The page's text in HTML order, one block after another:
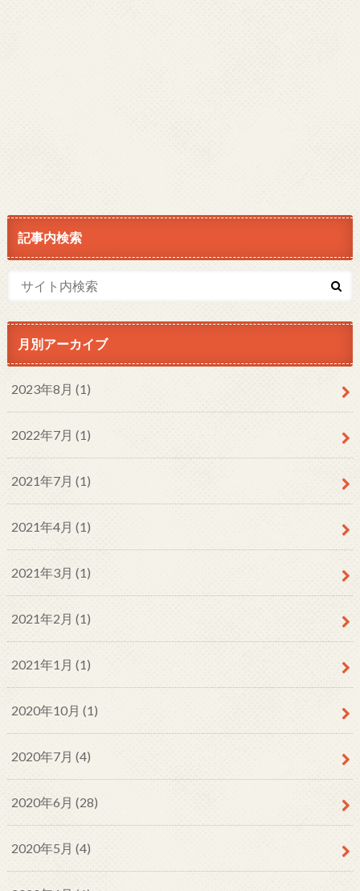
記事内検索
月別アーカイブ
2023年8月 (1)
2022年7月 (1)
2021年7月 (1)
2021年4月 (1)
2021年3月 (1)
2021年2月 (1)
2021年1月 (1)
2020年10月 (1)
2020年7月 (4)
2020年6月 (28)
2020年5月 (4)